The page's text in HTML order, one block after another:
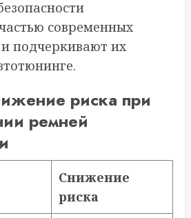
современных
подчеркивают их
риска при
ремней
Снижение
риска